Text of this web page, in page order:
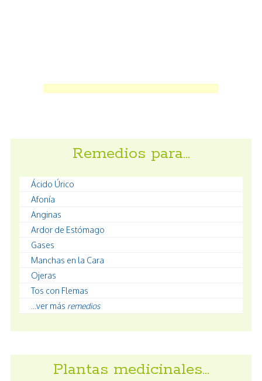
Remedios para…
Ácido Úrico
Afonía
Anginas
Ardor de Estómago
Gases
Manchas en la Cara
Ojeras
Tos con Flemas
...ver más remedios
Plantas medicinales…